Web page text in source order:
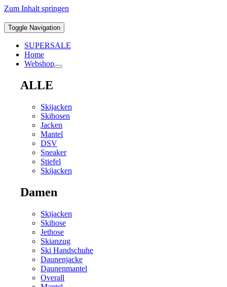
Zum Inhalt springen
Toggle Navigation
SUPERSALE
Home
Webshop
ALLE
Skijacken
Skihosen
Jacken
Mantel
DSV
Sneaker
Stiefel
Skijacken
Damen
Skijacken
Skihose
Jethose
Skianzug
Ski Handschuhe
Daunenjacke
Daunenmantel
Overall